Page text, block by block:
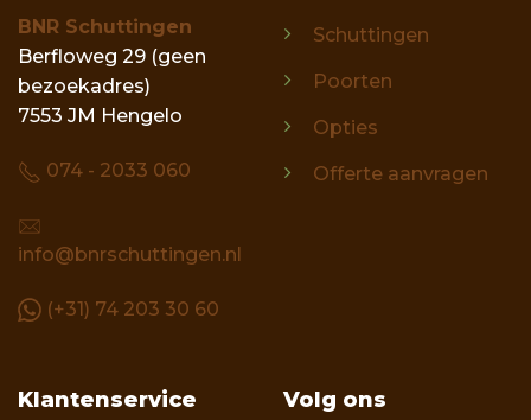
BNR Schuttingen
Berfloweg 29 (geen
bezoekadres)
7553 JM Hengelo
074 - 2033 060
info@bnrschuttingen.nl
(+31) 74 203 30 60
Schuttingen
Poorten
Opties
Offerte aanvragen
Klantenservice Volg ons